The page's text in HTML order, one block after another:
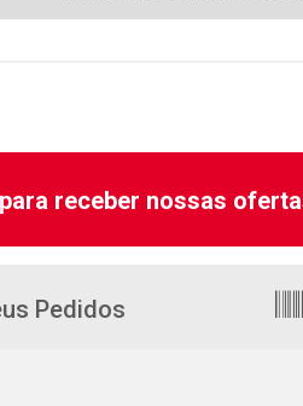
receber nossas
Pedidos